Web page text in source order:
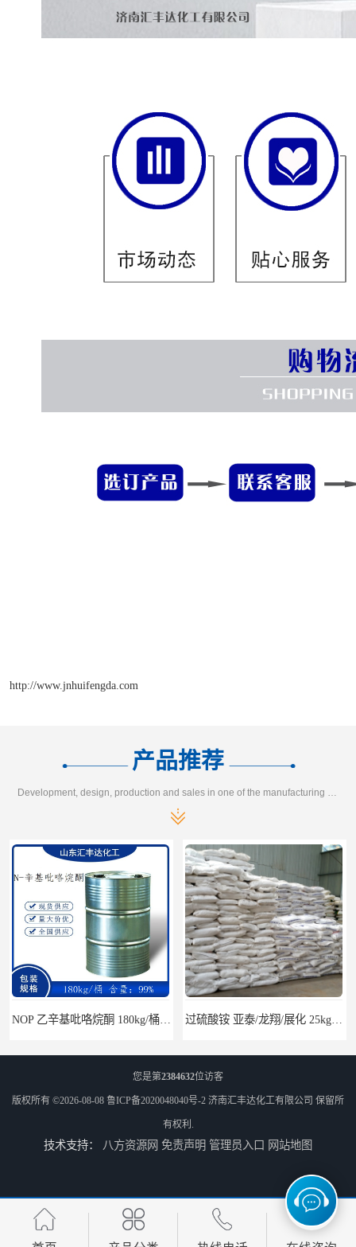
http://www.jnhuifengda.com
产品推荐
山东桶装氯苯 230kg/桶 全国发货108-90-7
您是第2384632位访客
版权所有 ©2026-08-08 鲁ICP备2020048040号-2 济南汇丰达化工有限公司 保留所
有权利.
技术支持： 八方资源网 免责声明 管理员入口 网站地图